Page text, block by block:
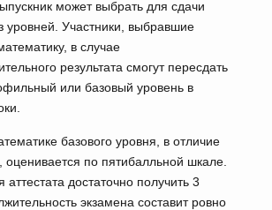
может выбрать для сдачи
уровней. Участники, выбравшие
в случае
результата смогут пересдать
или базовый уровень в
базового уровня, в отличие
оценивается по пятибалльной шкале.
аттестата достаточно получить 3
экзамена составит ровно